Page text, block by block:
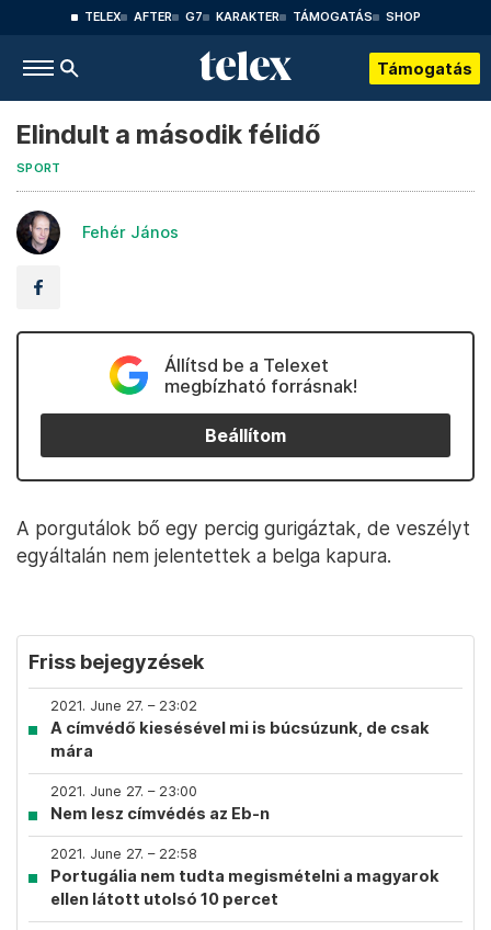
TELEX AFTER G7 KARAKTER TÁMOGATÁS SHOP
Támogatás
Elindult a második félidő
SPORT
Fehér János
Állítsd be a Telexet
megbízható forrásnak!
Beállítom
A porgutálok bő egy percig gurigáztak, de veszélyt
egyáltalán nem jelentettek a belga kapura.
Friss bejegyzések
2021. June 27. – 23:02
A címvédő kiesésével mi is búcsúzunk, de csak
mára
2021. June 27. – 23:00
Nem lesz címvédés az Eb-n
2021. June 27. – 22:58
Portugália nem tudta megismételni a magyarok
ellen látott utolsó 10 percet